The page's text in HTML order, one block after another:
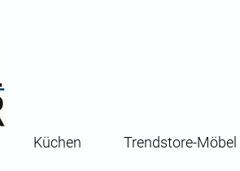
Küchen Trendstore-Möbel